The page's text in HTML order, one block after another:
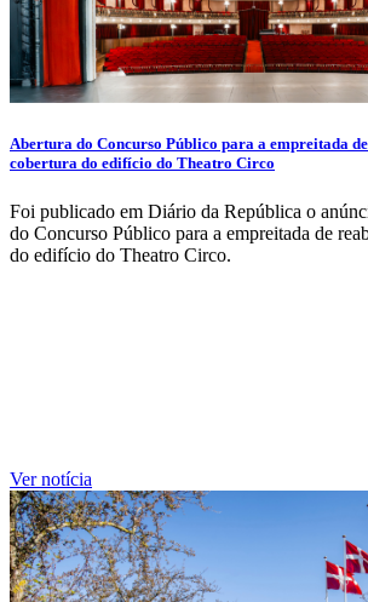
Abertura do Concurso Público para a empreitada
cobertura do edifício do Theatro Circo
Foi publicado em Diário da República o
do Concurso Público para a empreitada de
do edifício do Theatro Circo.
Ver notícia